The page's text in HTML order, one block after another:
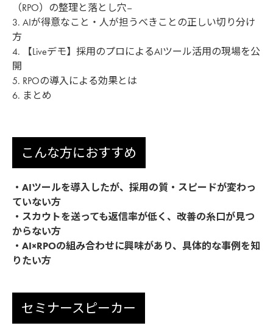
（RPO）の整理と落とし穴–
3. AIが得意なこと・人が担うべきことの正しい切り分け
方
4. 【Liveデモ】採用のプロによるAIツール活用の現場を公
開
5. RPOの導入による効果とは
6. まとめ
こんな方におすすめ
・AIツールを導入したが、採用の質・スピードが変わっ
ていない方
・スカウトを送っても返信率が低く、改善の糸口が見つ
からない方
・AI×RPOの組み合わせに興味があり、具体的な事例を知
りたい方
セミナースピーカー